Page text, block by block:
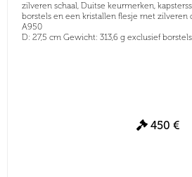
zilveren schaal, Duitse keurmerken,
borstels en een kristallen flesje met zilveren
A950
D: 27,5 cm Gewicht: 313,6 g exclusief borstels
450 €